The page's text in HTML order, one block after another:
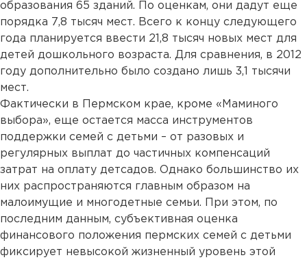
образования 65 зданий. По оценкам, они дадут еще
порядка 7,8 тысяч мест. Всего к концу следующего
года планируется ввести 21,8 тысяч новых мест для
детей дошкольного возраста. Для сравнения, в 2012
году дополнительно было создано лишь 3,1 тысячи
мест.
Фактически в Пермском крае, кроме «Маминого
выбора», еще остается масса инструментов
поддержки семей с детьми – от разовых и
регулярных выплат до частичных компенсаций
затрат на оплату детсадов. Однако большинство их
них распространяются главным образом на
малоимущие и многодетные семьи. При этом, по
последним данным, субъективная оценка
финансового положения пермских семей с детьми
фиксирует невысокой жизненный уровень этой